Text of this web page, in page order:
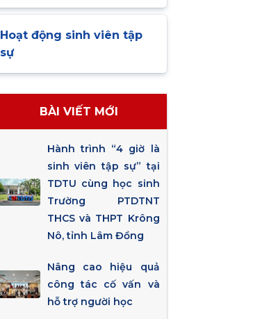
Hoạt động sinh viên tập
sự
BÀI VIẾT MỚI
Hành trình “4 giờ là
sinh viên tập sự” tại
TDTU cùng học sinh
Trường PTDTNT
THCS và THPT Krông
Nô, tỉnh Lâm Đồng
Nâng cao hiệu quả
công tác cố vấn và
hỗ trợ người học